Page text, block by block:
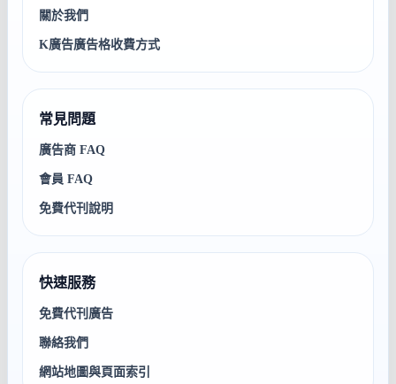
關於我們
K廣告廣告格收費方式
常見問題
廣告商 FAQ
會員 FAQ
免費代刊說明
快速服務
免費代刊廣告
聯絡我們
網站地圖與頁面索引